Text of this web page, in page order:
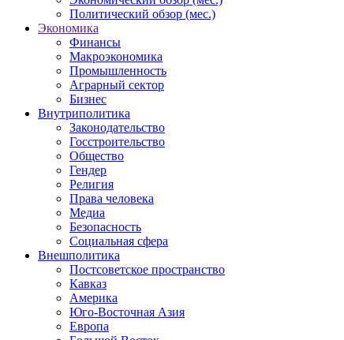
Политический обзор (мес.)
Экономика
Финансы
Макроэкономика
Промышленность
Аграрный сектор
Бизнес
Внутриполитика
Законодательство
Госстроительство
Общество
Гендер
Религия
Права человека
Медиа
Безопасность
Социальная сфера
Внешполитика
Постсоветское пространство
Кавказ
Америка
Юго-Восточная Азия
Европа